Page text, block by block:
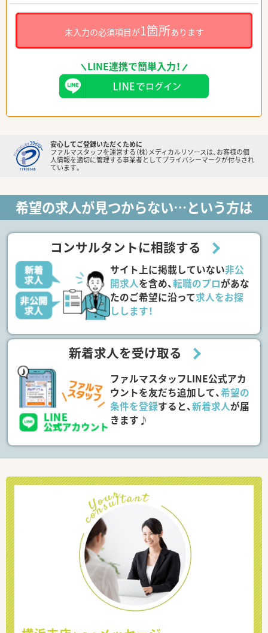
未入力の必須項目が1箇所あります
LINE連携で簡単入力！
安心してご登録いただくために
ファルマスタッフを運営する（株）メディカルリソースは、お客様の個
人情報を適切に管理する事業者としてプライバシーマークが付与され
ています。
希望の求人が見つからない…という方は
コンサルタントに相談する
サイト上に掲載していない非公
開求人を含め、転職のプロがあな
たのご希望に沿って求人をお探
しします！
新着求人を受け取る
ファルマスタッフLINE公式アカ
ウントを友だち追加して、希望の
条件を登録すると、新着求人が届
きます♪